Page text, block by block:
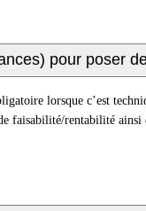
pour poser
lorsque c’est
faisabilité/rentabilité